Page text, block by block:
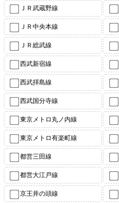
ＪＲ武蔵野線
ＪＲ中央本線
ＪＲ総武線
西武新宿線
西武拝島線
西武国分寺線
東京メトロ丸ノ内線
東京メトロ有楽町線
都営三田線
都営大江戸線
京王井の頭線